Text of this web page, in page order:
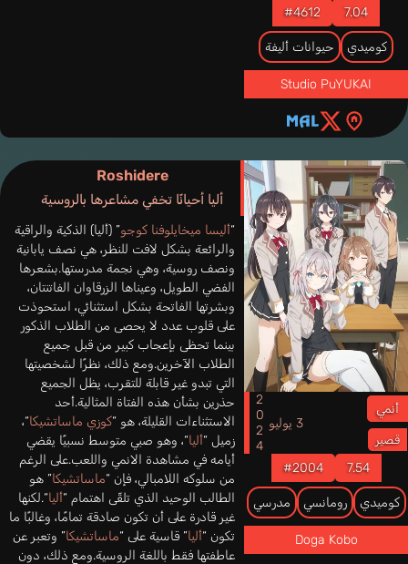
7.04
#4612
كوميدي حيوانات أليفة
Studio PuYUKAI
Roshidere
أليا أحيانًا تخفي مشاعرها بالروسية
أنمي
قصير
3 يوليو 2024
7.54
#2004
كوميدي رومانسي مدرسي
Doga Kobo
“أليسا ميخايلوفنا كوجو” (أليا) الذكية والراقية
والرائعة بشكل لافت للنظر، هي نصف يابانية
ونصف روسية، وهي نجمة مدرستها.بشعرها
الفضي الطويل، وعيناها الزرقاوان الفاتنتان،
وبشرتها الفاتحة بشكل استثنائي، استحوذت
على قلوب عدد لا يحصى من الطلاب الذكور
بينما تحظى بإعجاب كبير من قبل جميع
الطلاب الآخرين.ومع ذلك، نظرًا لشخصيتها
التي تبدو غير قابلة للتقرب، يظل الجميع
حذرين بشأن هذه الفتاة المثالية.أحد
الاستثناءات القليلة، هو “كوزي ماساتشيكا“،
زميل “أليا“، وهو صبي متوسط نسبيًا يقضي
أيامه في مشاهدة الانمي واللعب.على الرغم
من سلوكه اللامبالي، فإن “ماساتشيكا” هو
الطالب الوحيد الذي تلقّى اهتمام “أليا“.لكنها
غير قادرة على أن تكون صادقة تمامًا، وغالبًا ما
تكون “أليا” قاسية على “ماساتشيكا” وتعبر عن
عاطفتها فقط باللغة الروسية.ومع ذلك، دون